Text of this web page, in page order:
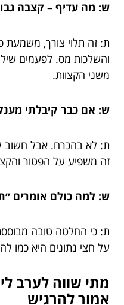
ש: מה עדיף – קצבה
ת: זה תלוי צורך, משמעת
והשלכות מס. לפעמים
משני הקצוות.
ש: אם כבר קיבלתי
ת: לא בהכרח. אבל חשוב
זה משפיע על הפטור
ש: למה כולם אומרים
ת: כי החלטה טובה
על חצי נתונים היא כמו
מתי שווה לערב
אמור להרגיש